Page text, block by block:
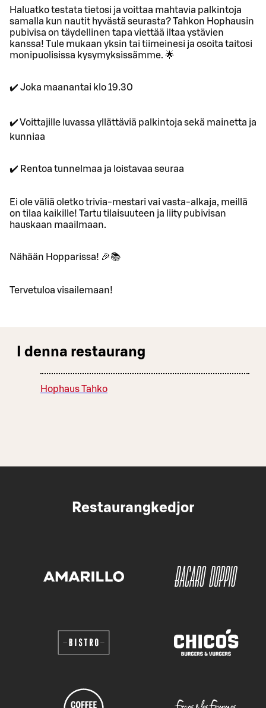
Haluatko testata tietosi ja voittaa mahtavia palkintoja
samalla kun nautit hyvästä seurasta? Tahkon Hophausin
pubivisa on täydellinen tapa viettää iltaa ystävien
kanssa! Tule mukaan yksin tai tiimeinesi ja osoita taitosi
monipuolisissa kysymyksissämme. 🌟
✔️ Joka maanantai klo 19.30
✔️ Voittajille luvassa yllättäviä palkintoja sekä mainetta ja
kunniaa
✔️ Rentoa tunnelmaa ja loistavaa seuraa
Ei ole väliä oletko trivia-mestari vai vasta-alkaja, meillä
on tilaa kaikille! Tartu tilaisuuteen ja liity pubivisan
hauskaan maailmaan.
Nähään Hopparissa! 🎉📚
Tervetuloa visailemaan!
I denna restaurang
Hophaus Tahko
Restaurangkedjor